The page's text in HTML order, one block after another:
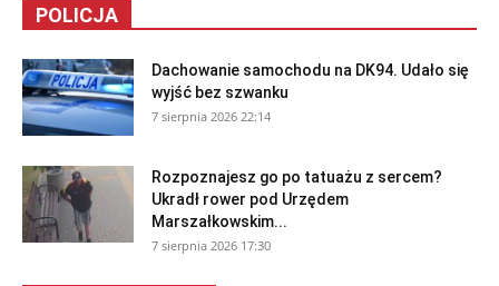
POLICJA
Dachowanie samochodu na DK94. Udało się
wyjść bez szwanku
7 sierpnia 2026 22:14
Rozpoznajesz go po tatuażu z sercem?
Ukradł rower pod Urzędem
Marszałkowskim...
7 sierpnia 2026 17:30